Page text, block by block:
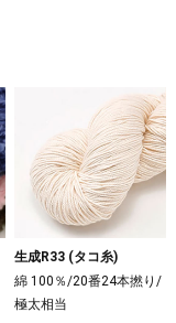
生成R33 (タコ糸)
綿 100％/20番24本撚り/
極太相当